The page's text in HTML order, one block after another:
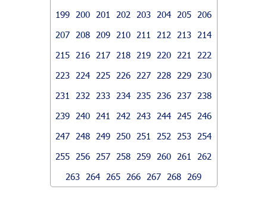
199
200 201 202 203 204 205
206
207
208 209 210 211 212 213
214
215
216 217 218 219 220 221
222
223
224 225 226 227 228 229
230
231
232 233 234 235 236 237
238
239
240 241 242 243 244 245
246
247
248 249 250 251 252 253
254
255
256 257 258 259 260 261
262
263
264 265 266 267 268 269